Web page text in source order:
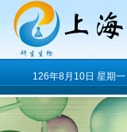
126年8月10日 星期一